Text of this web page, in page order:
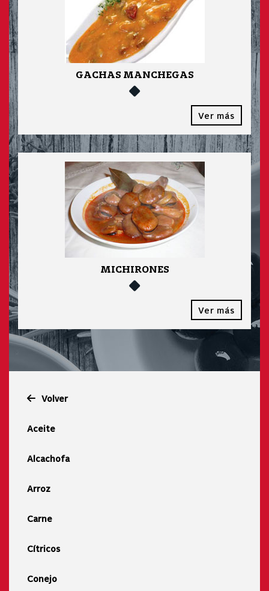
GACHAS MANCHEGAS
Ver más
MICHIRONES
Ver más
Volver
Aceite
Alcachofa
Arroz
Carne
Cítricos
Conejo